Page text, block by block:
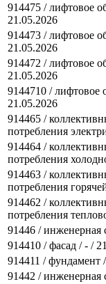
914475 / лифтовое
21.05.2026
914473 / лифтовое
21.05.2026
914472 / лифтовое
21.05.2026
9144710 / лифтовое
21.05.2026
914465 /
потребления
914464 /
потребления
914463 /
потребления
914462 /
потребления
91446 / инженерная
914410 / фасад / - /
914411 / фундамент
91442 / инженерная